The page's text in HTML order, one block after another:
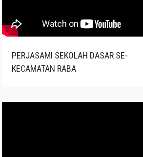
PERJASAMI SEKOLAH DASAR SE-
KECAMATAN RABA